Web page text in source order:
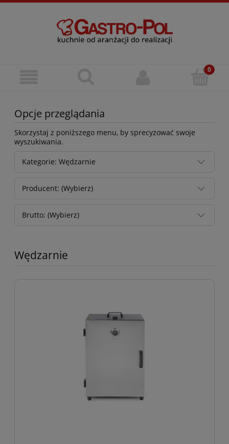
Opcje przeglądania
Skorzystaj z poniższego menu, by sprecyzować swoje
wyszukiwania.
Kategorie: Wędzarnie
Producent: (Wybierz)
Brutto: (Wybierz)
Wędzarnie